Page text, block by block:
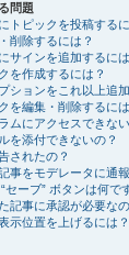
問題
トピックを投稿する
削除するには？
サインを追加するには
を作成するには？
ションをこれ以上追
を編集・削除するには
ムにアクセスできな
を添付できないの？
されたの？
事をモデレータに通
セーブ” ボタンは何で
記事に承認が必要なの
示位置を上げるには？